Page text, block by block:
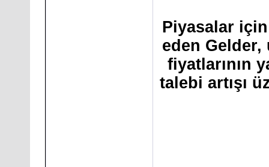
Piyasalar
eden
fiyatlarının
talebi artışı